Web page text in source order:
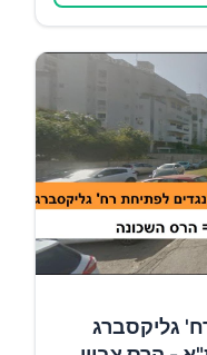
גליקסברג